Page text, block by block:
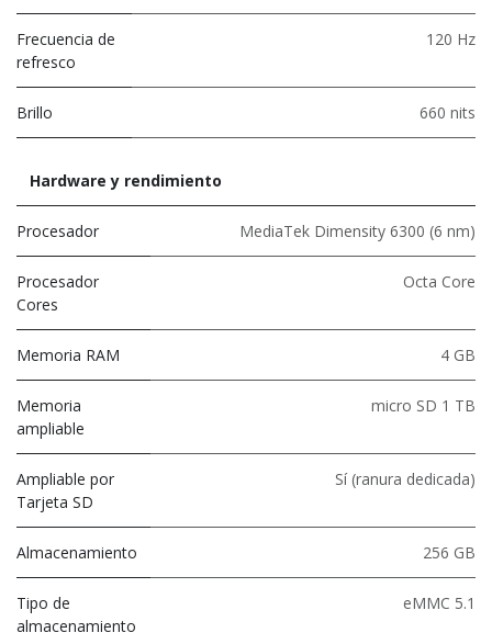
Frecuencia de
refresco
120 Hz
Brillo 660 nits
Hardware y rendimiento
Procesador MediaTek Dimensity 6300 (6 nm)
Procesador
Cores
Octa Core
Memoria RAM 4 GB
Memoria
ampliable
micro SD 1 TB
Ampliable por
Tarjeta SD
Sí (ranura dedicada)
Almacenamiento 256 GB
Tipo de
almacenamiento
eMMC 5.1